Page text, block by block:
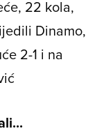
22 kola,
Dinamo,
2-1 i na